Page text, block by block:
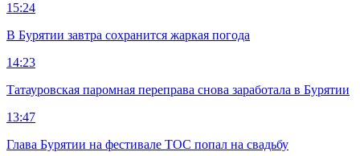
15:24
В Бурятии завтра сохранится жаркая погода
14:23
Татауровская паромная переправа снова заработала в Бурятии
13:47
Глава Бурятии на фестивале ТОС попал на свадьбу